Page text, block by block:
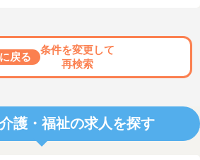
戻る
条件を変更して
再検索
護・福祉の求人を探す